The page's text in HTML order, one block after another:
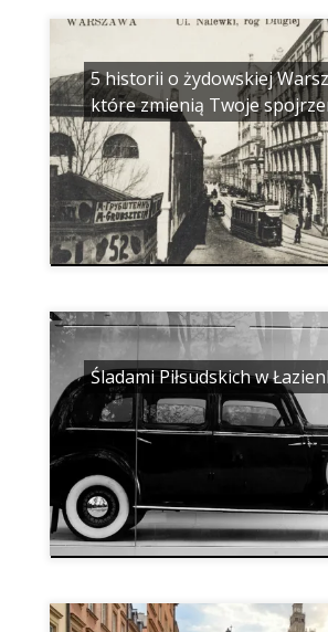
5 historii o żydowskiej
które zmienią Twoje
Śladami Piłsudskich w